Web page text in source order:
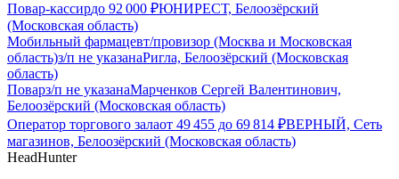
Повар-кассирдо 92 000 ₽ЮНИРЕСТ, Белоозёрский
(Московская область)
Мобильный фармацевт/провизор (Москва и Московская
область)з/п не указанаРигла, Белоозёрский (Московская
область)
Поварз/п не указанаМарченков Сергей Валентинович,
Белоозёрский (Московская область)
Оператор торгового залаот 49 455 до 69 814 ₽ВЕРНЫЙ, Сеть
магазинов, Белоозёрский (Московская область)
HeadHunter